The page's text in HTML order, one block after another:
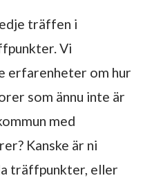
träffen i
Vi
erfarenheter om hur
som ännu inte är
med
Kanske är ni
träffpunkter, eller